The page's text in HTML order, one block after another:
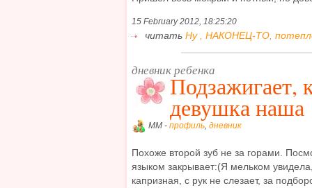
15 February 2012, 18:25:20
читать Ну , НАКОНЕЦ-ТО,
дневник ребенка
Подзажигает,
девушка наша
MM - профиль, дневник
Похоже второй зуб не за горами.
языком закрывает:(Я мельком
капризная, с рук не слезает, за